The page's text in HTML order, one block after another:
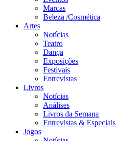
Marcas
Beleza /Cosmética
Artes
Notícias
Teatro
Dança
Exposições
Festivais
Entrevistas
Livros
Notícias
Análises
Livros da Semana
Entrevistas & Especiais
Jogos